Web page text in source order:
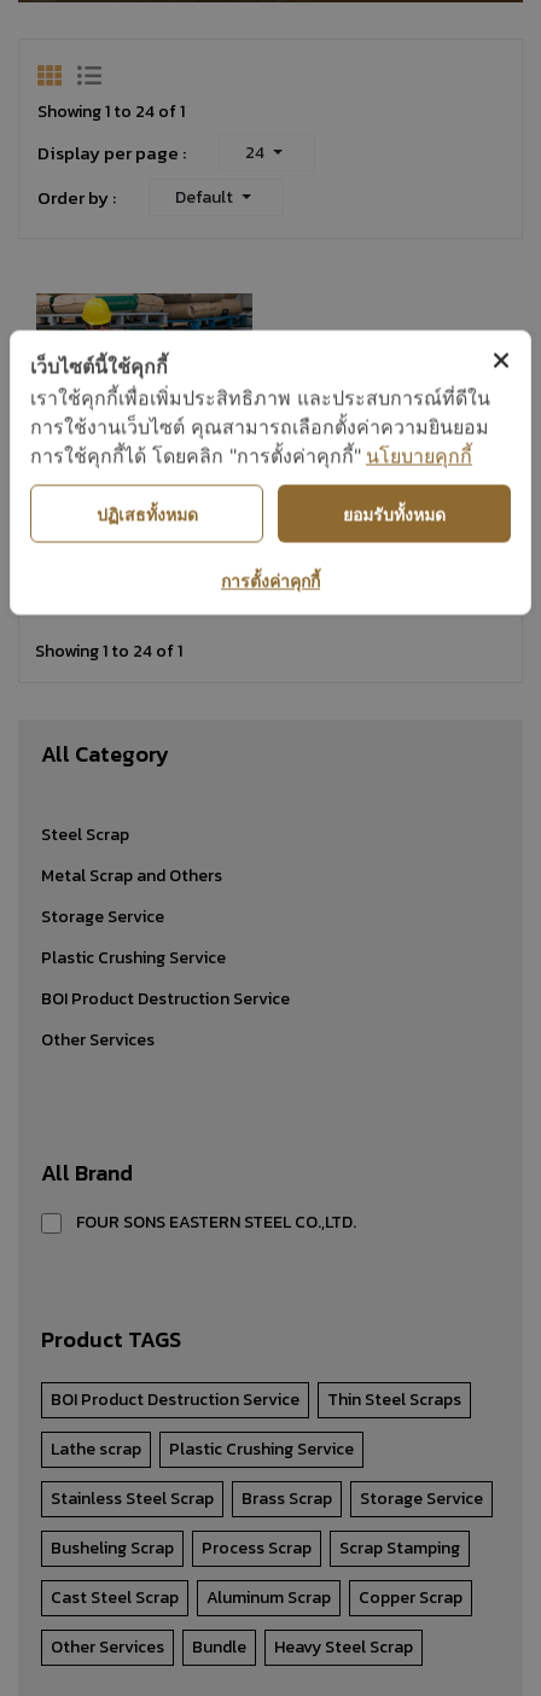
Showing 1 to 24 of 1
Display per page : 24
Order by : Default
Storage Service
Storage Service
Storage Service
Showing 1 to 24 of 1
All Category
Steel Scrap
Metal Scrap and Others
Storage Service
Plastic Crushing Service
BOI Product Destruction Service
Other Services
All Brand
FOUR SONS EASTERN STEEL CO.,LTD.
Product TAGS
BOI Product Destruction Service
Thin Steel Scraps
Lathe scrap
Plastic Crushing Service
Stainless Steel Scrap
Brass Scrap
Storage Service
Busheling Scrap
Process Scrap
Scrap Stamping
Cast Steel Scrap
Aluminum Scrap
Copper Scrap
Other Services
Bundle Heavy Steel Scrap
เว็บไซต์นี้ใช้คุกกี้
เราใช้คุกกี้เพื่อเพิ่มประสิทธิภาพ และประสบการณ์ที่ดีใน
การใช้งานเว็บไซต์ คุณสามารถเลือกตั้งค่าความยินยอม
การใช้คุกกี้ได้ โดยคลิก "การตั้งค่าคุกกี้" นโยบายคุกกี้
ปฏิเสธทั้งหมด ยอมรับทั้งหมด
การตั้งค่าคุกกี้